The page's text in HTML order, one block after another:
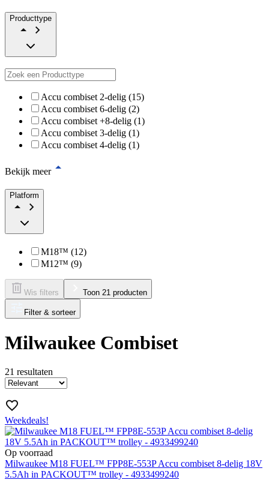
Producttype
Accu combiset 2-delig (15)
Accu combiset 6-delig (2)
Accu combiset +8-delig (1)
Accu combiset 3-delig (1)
Accu combiset 4-delig (1)
Bekijk meer
Platform
M18™ (12)
M12™ (9)
Wis filters Toon 21 producten
Filter & sorteer
Milwaukee Combiset
21 resultaten
Weekdeals!
Op voorraad
Milwaukee M18 FUEL™ FPP8E-553P Accu combiset 8-delig 18V
5.5Ah in PACKOUT™ trolley - 4933499240